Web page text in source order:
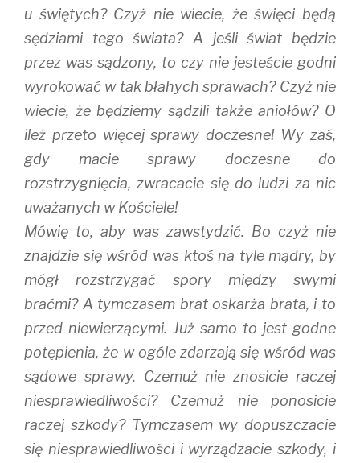
u świętych? Czyż nie wiecie, że święci będą
sędziami tego świata? A jeśli świat będzie
przez was sądzony, to czy nie jesteście godni
wyrokować w tak błahych sprawach? Czyż nie
wiecie, że będziemy sądzili także aniołów? O
ileż przeto więcej sprawy doczesne! Wy zaś,
gdy macie sprawy doczesne do
rozstrzygnięcia, zwracacie się do ludzi za nic
uważanych w Kościele!
Mówię to, aby was zawstydzić. Bo czyż nie
znajdzie się wśród was ktoś na tyle mądry, by
mógł rozstrzygać spory między swymi
braćmi? A tymczasem brat oskarża brata, i to
przed niewierzącymi. Już samo to jest godne
potępienia, że w ogóle zdarzają się wśród was
sądowe sprawy. Czemuż nie znosicie raczej
niesprawiedliwości? Czemuż nie ponosicie
raczej szkody? Tymczasem wy dopuszczacie
się niesprawiedliwości i wyrządzacie szkody, i